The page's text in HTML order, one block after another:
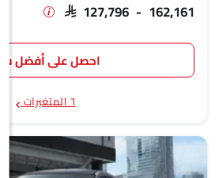
SAR 127,796 - 162,161
احصل على أفضل سعر
٦ المتغيرات